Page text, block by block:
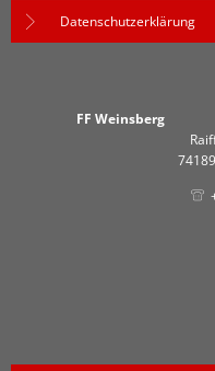
Datenschutzerklärung
FF Weinsberg
74189